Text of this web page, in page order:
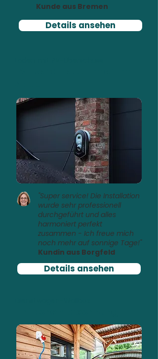
Kunde aus Bremen
Details ansehen
"Super service! Die Installation
wurde sehr professionell
durchgeführt und alles
harmoniert perfekt
zusammen - Ich freue mich
noch mehr auf sonnige Tage!"
Kundin aus Borgfeld
Details ansehen